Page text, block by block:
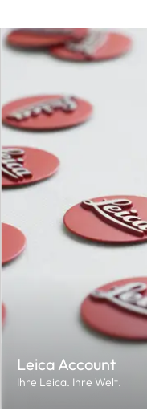
Leica Account
Ihre Leica. Ihre Welt.